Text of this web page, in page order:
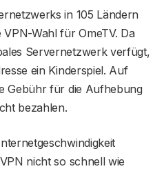
in 105 Ländern
Wahl für OmeTV. Da
Servernetzwerk verfügt,
ein Kinderspiel. Auf
Gebühr für die Aufhebung
bezahlen.
nicht so schnell wie